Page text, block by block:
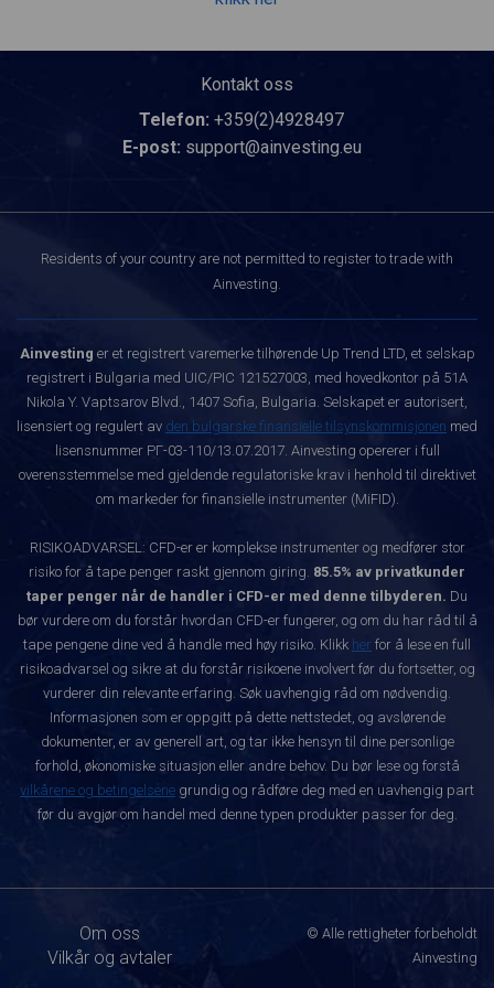
Kontakt oss
Telefon: +359(2)4928497
E-post: support@ainvesting.eu
Residents of your country are not permitted to register to trade with
Ainvesting.
Ainvesting er et registrert varemerke tilhørende Up Trend LTD, et selskap
registrert i Bulgaria med UIC/PIC 121527003, med hovedkontor på 51A
Nikola Y. Vaptsarov Blvd., 1407 Sofia, Bulgaria. Selskapet er autorisert,
lisensiert og regulert av den bulgarske finansielle tilsynskommisjonen med
lisensnummer РГ-03-110/13.07.2017. Ainvesting opererer i full
overensstemmelse med gjeldende regulatoriske krav i henhold til direktivet
om markeder for finansielle instrumenter (MiFID).
RISIKOADVARSEL: CFD-er er komplekse instrumenter og medfører stor
risiko for å tape penger raskt gjennom giring. 85.5% av privatkunder
taper penger når de handler i CFD-er med denne tilbyderen. Du
bør vurdere om du forstår hvordan CFD-er fungerer, og om du har råd til å
tape pengene dine ved å handle med høy risiko. Klikk her for å lese en full
risikoadvarsel og sikre at du forstår risikoene involvert før du fortsetter, og
vurderer din relevante erfaring. Søk uavhengig råd om nødvendig.
Informasjonen som er oppgitt på dette nettstedet, og avslørende
dokumenter, er av generell art, og tar ikke hensyn til dine personlige
forhold, økonomiske situasjon eller andre behov. Du bør lese og forstå
vilkårene og betingelsene grundig og rådføre deg med en uavhengig part
før du avgjør om handel med denne typen produkter passer for deg.
Om oss
Vilkår og avtaler
© Alle rettigheter forbeholdt
Ainvesting